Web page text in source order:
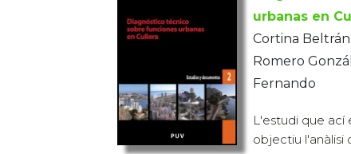
urbanas en
Cortina
Romero
Fernando
L'estudi que ací
objectiu l'anàlisi